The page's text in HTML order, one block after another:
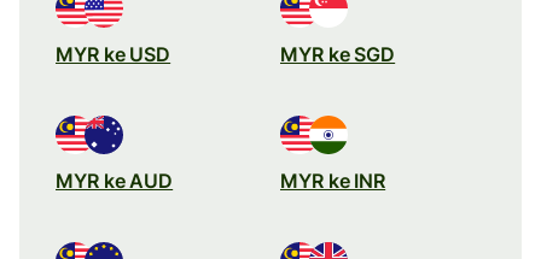
MYR ke USD MYR ke SGD
MYR ke AUD MYR ke INR